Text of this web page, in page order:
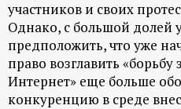
участников и своих
Однако, с большой долей
предположить, что уже
право возглавить
Интернет» еще больше
конкуренцию в среде